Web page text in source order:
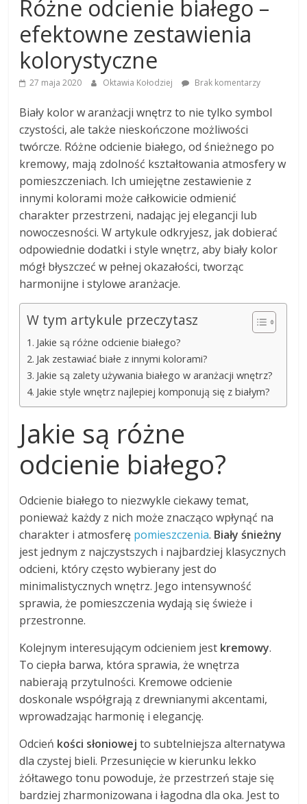
Różne odcienie białego –
efektowne zestawienia
kolorystyczne
27 maja 2020 Oktawia Kołodziej Brak komentarzy
Biały kolor w aranżacji wnętrz to nie tylko symbol
czystości, ale także nieskończone możliwości
twórcze. Różne odcienie białego, od śnieżnego po
kremowy, mają zdolność kształtowania atmosfery w
pomieszczeniach. Ich umiejętne zestawienie z
innymi kolorami może całkowicie odmienić
charakter przestrzeni, nadając jej elegancji lub
nowoczesności. W artykule odkryjesz, jak dobierać
odpowiednie dodatki i style wnętrz, aby biały kolor
mógł błyszczeć w pełnej okazałości, tworząc
harmonijne i stylowe aranżacje.
W tym artykule przeczytasz
Jakie są różne odcienie białego?
Jak zestawiać białe z innymi kolorami?
Jakie są zalety używania białego w aranżacji wnętrz?
Jakie style wnętrz najlepiej komponują się z białym?
Jakie są różne
odcienie białego?
Odcienie białego to niezwykle ciekawy temat,
ponieważ każdy z nich może znacząco wpłynąć na
charakter i atmosferę pomieszczenia. Biały śnieżny
jest jednym z najczystszych i najbardziej klasycznych
odcieni, który często wybierany jest do
minimalistycznych wnętrz. Jego intensywność
sprawia, że pomieszczenia wydają się świeże i
przestronne.
Kolejnym interesującym odcieniem jest kremowy.
To ciepła barwa, która sprawia, że wnętrza
nabierają przytulności. Kremowe odcienie
doskonale współgrają z drewnianymi akcentami,
wprowadzając harmonię i elegancję.
Odcień kości słoniowej to subtelniejsza alternatywa
dla czystej bieli. Przesunięcie w kierunku lekko
żółtawego tonu powoduje, że przestrzeń staje się
bardziej zharmonizowana i łagodna dla oka. Jest to